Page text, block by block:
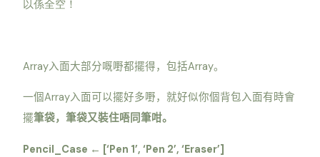
以係全空！
Array入面大部分嘅嘢都擺得，包括Array。
一個Array入面可以擺好多嘢，就好似你個背包入面有時會
擺筆袋，筆袋又裝住唔同筆咁。
Pencil_Case ← [‘Pen 1’, ‘Pen 2’, ‘Eraser’]